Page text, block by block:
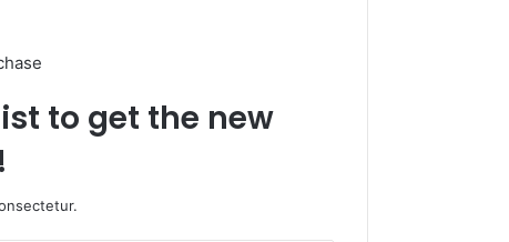
to get the new